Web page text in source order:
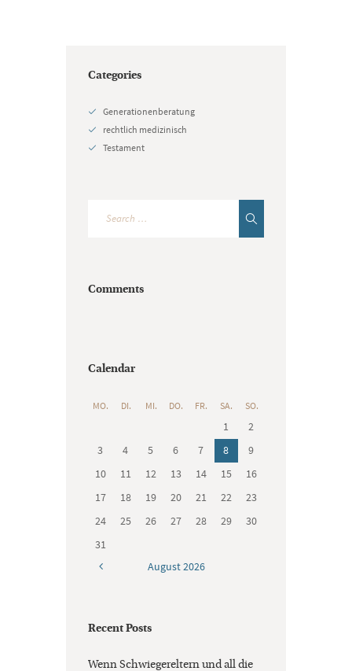
Categories
Generationenberatung
rechtlich medizinisch
Testament
Comments
Calendar
MO. DI. MI. DO. FR. SA. SO.
1
2
3
4 5 6 7 8
9
10
11 12 13 14 15
16
17
18 19 20 21 22
23
24
25 26 27 28 29
30
31
August2026
Recent Posts
Wenn Schwiegereltern und all die